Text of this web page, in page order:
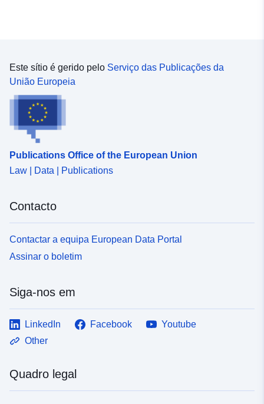
Este sítio é gerido pelo Serviço das Publicações da
União Europeia
Publications Office of the European Union
Law | Data | Publications
Contacto
Contactar a equipa European Data Portal
Assinar o boletim
Siga-nos em
LinkedIn Facebook
Youtube
Other
Quadro legal